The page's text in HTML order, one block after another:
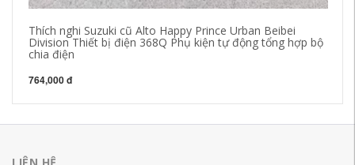
Thích nghi Suzuki cũ Alto Happy Prince Urban Beibei
Division Thiết bị điện 368Q Phụ kiện tự động tổng hợp bộ
chia điện
764,000 đ